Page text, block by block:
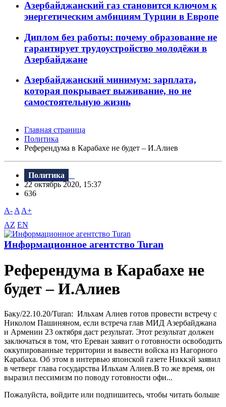
Азербайджанский газ становится ключом к
энергетическим амбициям Турции в Европе
Диплом без работы: почему образование не
гарантирует трудоустройство молодёжи в
Азербайджане
Азербайджанский минимум: зарплата,
которая покрывает выживание, но не
самостоятельную жизнь
Главная страница
Политика
Референдума в Карабахе не будет – И.Алиев
Политика
22 октябрь 2020, 15:37
636
A- A A+
AZ EN
Информационное агентство Turan
Референдума в Карабахе не
будет – И.Алиев
Баку/22.10.20/Turan: Ильхам Алиев готов провести встречу с
Николом Пашиняном, если встреча глав МИД Азербайджана
и Армении 23 октября даст результат. Этот результат должен
заключаться в том, что Ереван заявит о готовности освободить
оккупированные территории и вывести войска из Нагорного
Карабаха. Об этом в интервью японской газете Никкэй заявил
в четверг глава государства Ильхам Алиев.В то же время, он
выразил пессимизм по поводу готовности офи...
Пожалуйста, войдите или подпишитесь, чтобы читать больше